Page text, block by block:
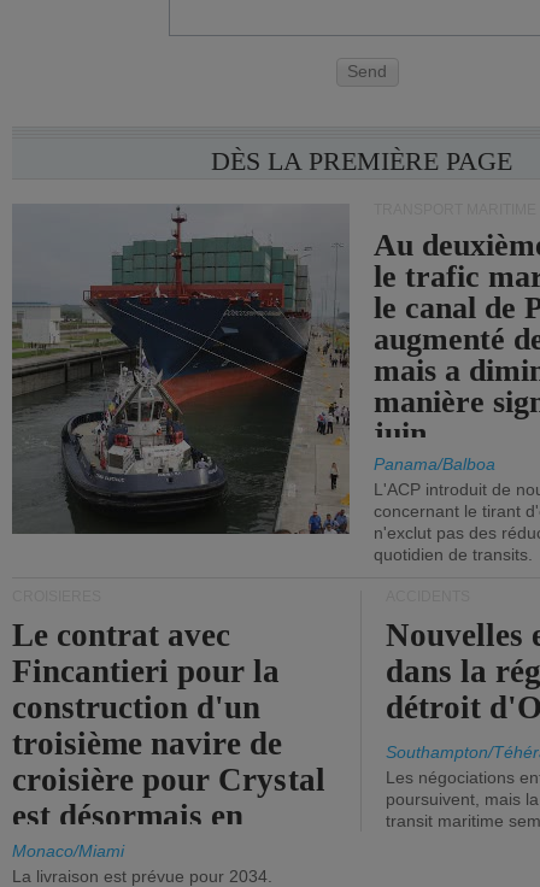
Send
DÈS LA PREMIÈRE PAGE
Au
le trafic
le canal de
augmenté
mais a
manière
juin.
Panama/Balboa
L'ACP introduit de
concernant le tirant
n'exclut pas des
quotidien de transits.
Le contrat avec
Fincantieri pour la
construction d'un
troisième navire de
croisière pour Crystal
est désormais en
vigueur.
Monaco/Miami
La livraison est prévue pour 2034.
Nouvelles
dans la
détroit
Southampton/
Les négociations
poursuivent, mais
transit maritime